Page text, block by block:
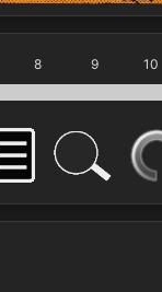
8 9 10